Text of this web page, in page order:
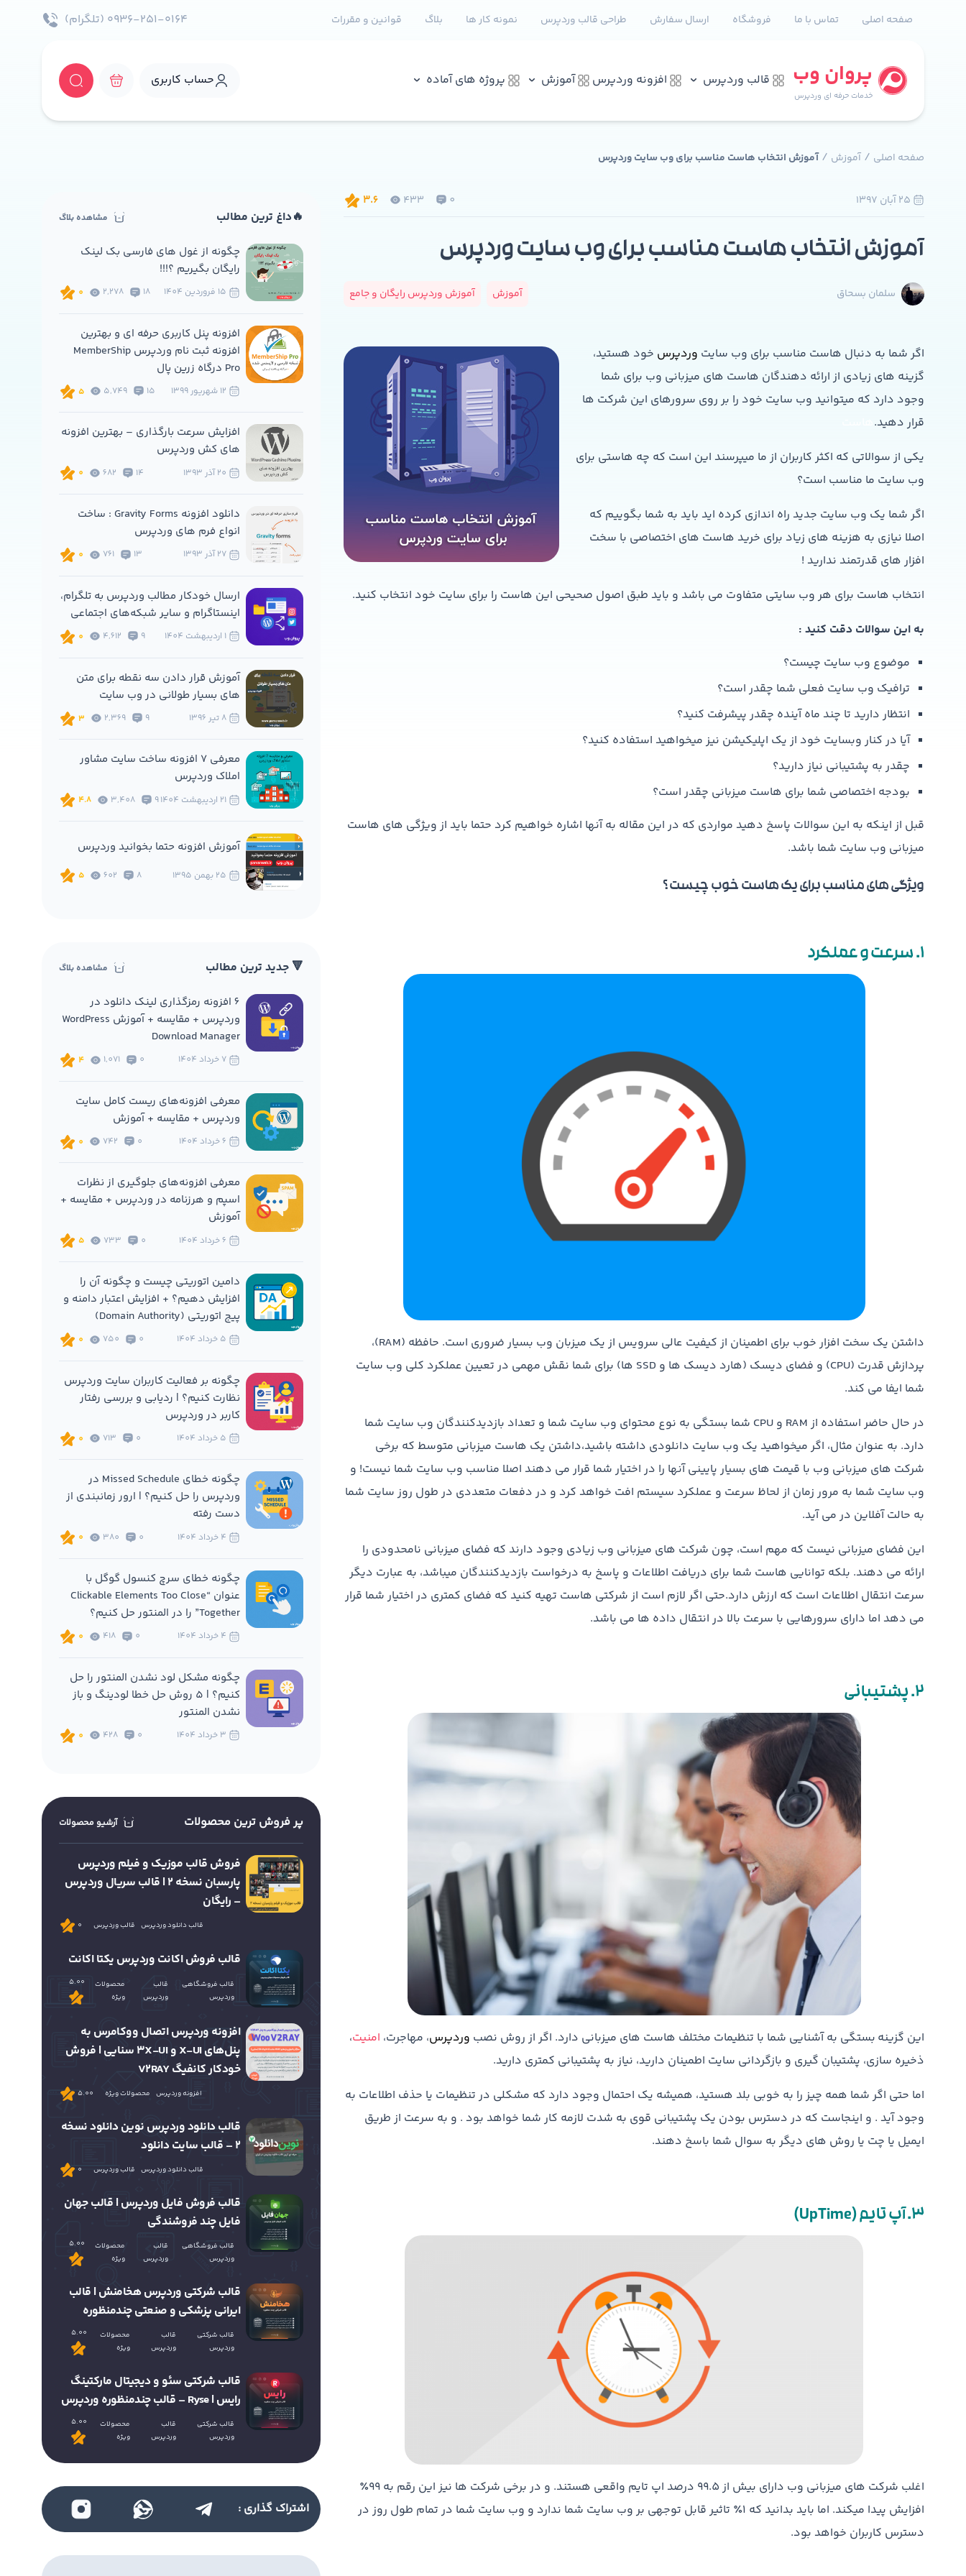
صفحه اصلی تماس با ما فروشگاه ارسال سفارش طراحی قالب وردپرس نمونه کار ها بلاگ قوانین و مقررات ۰۹۳۶-۲۵۱-۰۱۶۴ (تلگرام)
پروان وب
خدمات حرفه ای وردپرس
قالب وردپرس افزونه وردپرس آموزش پروژه های آماده حساب کاربری
صفحه اصلی / آموزش /آموزش انتخاب هاست مناسب برای وب سایت وردپرس
0
433
3.6
آموزش انتخاب هاست مناسب برای وب سایت وردپرس
سلمان بسحاق آموزش آموزش وردپرس رایگان و جامع
اگر شما به دنبال هاست مناسب برای وب سایت وردپرس خود هستید،
گزینه های زیادی از ارائه دهندگان هاست های میزبانی وب برای شما
وجود دارد که میتوانید وب سایت خود را بر روی سرورهای این شرکت ها
قرار دهید.
یکی از سوالاتی که اکثر کاربران از ما میپرسند این است که چه هاستی برای
وب سایت ما مناسب است؟
اگر شما یک وب سایت جدید راه اندازی کرده اید باید به شما بگوییم که
اصلا نیازی به هزینه های زیاد برای خرید هاست های اختصاصی با سخت
افزار های قدرتمند ندارید !
انتخاب هاست برای هر وب سایتی متفاوت می باشد و باید طبق اصول صحیحی این هاست را برای سایت خود انتخاب کنید.
به این سوالات دقت کنید :
موضوع وب سایت چیست؟
ترافیک وب سایت فعلی شما چقدر است؟
انتظار دارید تا چند ماه آینده چقدر پیشرفت کنید؟
آیا در کنار وبسایت خود از یک اپلیکیشن نیز میخواهید استفاده کنید؟
چقدر به پشتیبانی نیاز دارید؟
بودجه اختصاصی شما برای هاست میزبانی چقدر است؟
قبل از اینکه به این سوالات پاسخ دهید مواردی که در این مقاله به آنها اشاره خواهیم کرد حتما باید از ویژگی های هاست
میزبانی وب سایت شما باشد.
ویژگی های مناسب برای یک هاست خوب چیست ؟
1. سرعت و عملکرد
داشتن یک سخت افزار خوب برای اطمینان از کیفیت عالی سرویس از یک میزبان وب بسیار ضروری است. حافظه (RAM)،
پردازش قدرت (CPU) و فضای دیسک (هارد دیسک ها و SSD ها) برای شما نقش مهمی در تعیین عملکرد کلی وب سایت
شما ایفا می کند.
در حال حاضر استفاده از RAM و CPU شما بستگی به نوع محتوای وب سایت شما و تعداد بازدیدکنندگان وب سایت شما
دارد. به عنوان مثال، اگر میخواهید یک وب سایت دانلودی داشته باشید،داشتن یک هاست میزبانی متوسط که برخی
شرکت های میزبانی وب با قیمت های بسیار پایینی آنها را در اختیار شما قرار می دهند اصلا مناسب وب سایت شما نیست! و
وب سایت شما به مرور زمان از لحاظ سرعت و عملکرد سیستم افت خواهد کرد و در دفعات متعددی در طول روز سایت شما
به حالت آفلاین در می آید.
این فضای میزبانی نیست که مهم است، چون شرکت های میزبانی وب زیادی وجود دارند که فضای میزبانی نامحدودی را
ارائه می دهند. بلکه توانایی هاست شما برای دریافت اطلاعات و پاسخ به درخواست بازدیدکنندگان میباشد، به عبارت دیگر
سرعت انتقال اطلاعات است که ارزش دارد.حتی اگر لازم است از شرکتی هاست تهیه کنید که فضای کمتری در اختیار شما قرار
می دهد اما دارای سرورهایی با سرعت بالا در انتقال داده ها می باشد.
2. پشتیبانی
این گزینه بستگی به آشنایی شما با تنظیمات مختلف هاست های میزبانی دارد. اگر از روش نصب وردپرس، مهاجرت، امنیت،
ذخیره سازی، پشتیبان گیری و بازگردانی سایت اطمینان دارید، نیاز به پشتیبانی کمتری دارید.
اما حتی اگر شما همه چیز را به خوبی بلد هستید، همیشه یک احتمال وجود دارد که مشکلی در تنظیمات یا حذف اطلاعات به
وجود آید . و اینجاست که در دسترس بودن یک پشتیبانی قوی به شدت لازمه کار شما خواهد بود . و به سرعت از طریق
ایمیل یا چت یا روش های دیگر به سوال شما باسخ دهند.
3. آپ تایم (UpTime)
اغلب شرکت های میزبانی وب دارای بیش از 99.5 درصد اپ تایم واقعی هستند. و در برخی شرکت ها نیز این رقم به 99٪
افزایش پیدا میکند. اما باید بدانید که 1٪ تاثیر قابل توجهی بر وب سایت شما ندارد و وب سایت شما در تمام طول روز در
دسترس کاربران خواهد بود.
🔥داغ ترین مطالب مشاهده بلاگ
چگونه از غول های فارسی بک لینک
رایگان بگیریم ؟!!!
18
2,278
0
افزونه پنل کاربری حرفه ای و بهترین
افزونه ثبت نام وردپرس MemberShip
Pro درگاه زرین پال
15
5,749
5
افزایش سرعت بارگذاری – بهترین افزونه
های کش وردپرس
14
682
0
دانلود افزونه Gravity Forms : ساخت
انواع فرم های وردپرس
13
761
0
ارسال خودکار مطالب وردپرس به تلگرام،
اینستاگرام و سایر شبکه‌های اجتماعی
9
4,612
0
آموزش قرار دادن سه نقطه برای متن
های بسیار طولانی در وب سایت
9
2,369
3
معرفی 7 افزونه ساخت سایت مشاور
املاک وردپرس
9
3,408
4.8
آموزش افزونه حتما بخوانید وردپرس
8
602
5
🔻 جدید ترین مطالب مشاهده بلاگ
6 افزونه‌ رمزگذاری لینک دانلود در
وردپرس + مقایسه + آموزش WordPress
Download Manager
0
1,071
4
معرفی افزونه‌های ریست کامل سایت
وردپرس + مقایسه + آموزش
0
742
0
معرفی افزونه‌های جلوگیری از نظرات
اسپم و هرزنامه در وردپرس + مقایسه +
آموزش
0
733
5
دامین اتوریتی چیست و چگونه آن را
افزایش دهیم؟ + افزایش اعتبار دامنه و
پیج اتوریتی (Domain Authority)
0
750
0
چگونه بر فعالیت کاربران سایت وردپرس
نظارت کنیم؟ | ردیابی و بررسی رفتار
کاربر در وردپرس
0
713
0
چگونه خطای Missed Schedule در
وردپرس را حل کنیم؟ | ارور زمانبندی از
دست رفته
0
380
0
چگونه خطای سرچ کنسول گوگل با
عنوان “Clickable Elements Too Close
Together” را در المنتور حل کنیم؟
0
418
0
چگونه مشکل لود نشدن المنتور را حل
کنیم؟ | 5 روش حل خطا لودینگ و باز
نشدن المنتور
0
428
0
پر فروش ترین محصولات آرشیو محصولات
فروش قالب موزیک و فیلم وردپرس
پارسبان نسخه 2 | قالب سریال وردپرس
– رایگان
قالب دانلود وردپرس قالب وردپرس 0
قالب فروش اکانت وردپرس یکتا اکانت
قالب فروشگاهی
وردپرس
قالب
وردپرس
محصولات
ویژه
5.00
افزونه وردپرس اتصال ووکامرس به
پنل‌های X-UI و 3X-UI سنایی | فروش
خودکار کانفیگ V2RAY
افزونه وردپرس محصولات ویژه 5.00
قالب دانلود وردپرس نوین دانلود نسخه
2 – قالب سایت دانلود
قالب دانلود وردپرس قالب وردپرس 0
قالب فروش فایل وردپرس | قالب جهان
فایل چند فروشندگی
قالب فروشگاهی
وردپرس
قالب
وردپرس
محصولات
ویژه
5.00
قالب شرکتی وردپرس هخامنش | قالب
ایرانی پزشکی و صنعتی چندمنظوره
قالب شرکتی
وردپرس
قالب
وردپرس
محصولات
ویژه
5.00
قالب شرکتی سئو و دیجیتال مارکتینگ
رایس | Ryse – قالب چندمنظوره وردپرس
قالب شرکتی
وردپرس
قالب
وردپرس
محصولات
ویژه
5.00
اشتراک گذاری :